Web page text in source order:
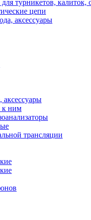
турникетов, калиток,
цепи
аксессуары
аксессуары
к ним
трансляции